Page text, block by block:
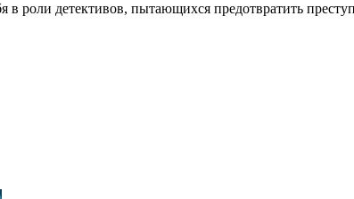
роли детективов, пытающихся предотвратить